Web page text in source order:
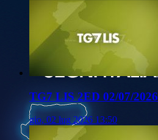
TG7 LIS 2ED 02/07/2026
gio, 02 lug 2026 13:50